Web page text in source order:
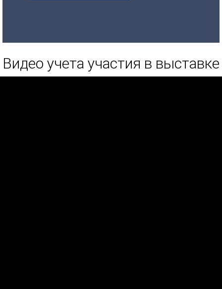
Видео учета участия в выставке